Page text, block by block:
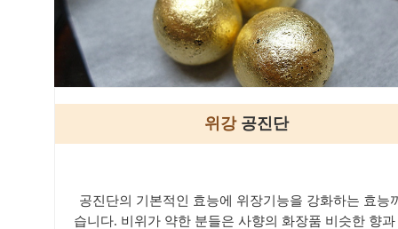
위강공진단
공진단의 기본적인 효능에 위장기능을 강화하는 효능
습니다. 비위가 약한 분들은 사향의 화장품 비슷한 향